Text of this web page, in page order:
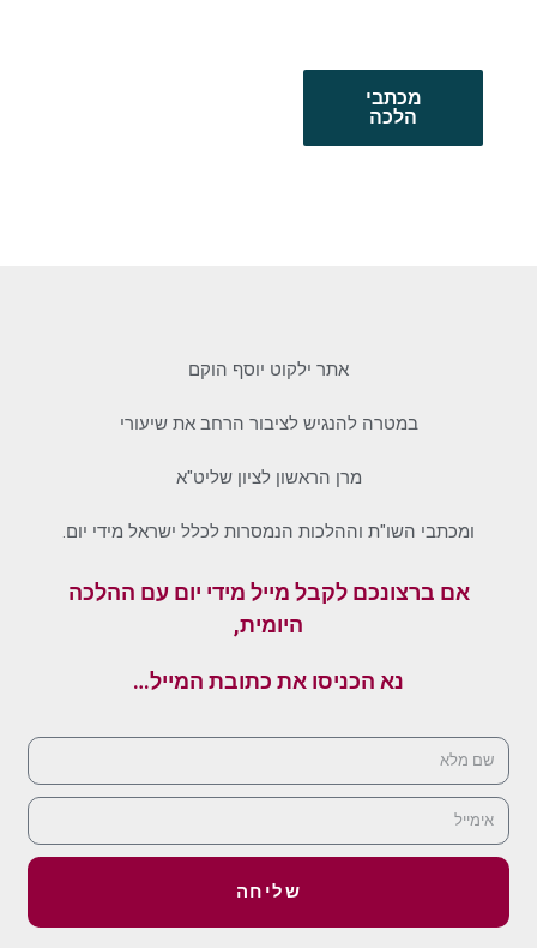
מכתבי
הלכה
אתר ילקוט יוסף הוקם
במטרה להנגיש לציבור הרחב את שיעורי
מרן הראשון לציון שליט"א
ומכתבי השו"ת וההלכות הנמסרות לכלל ישראל מידי יום.
אם ברצונכם לקבל מייל מידי יום עם ההלכה
היומית,
נא הכניסו את כתובת המייל…
שליחה